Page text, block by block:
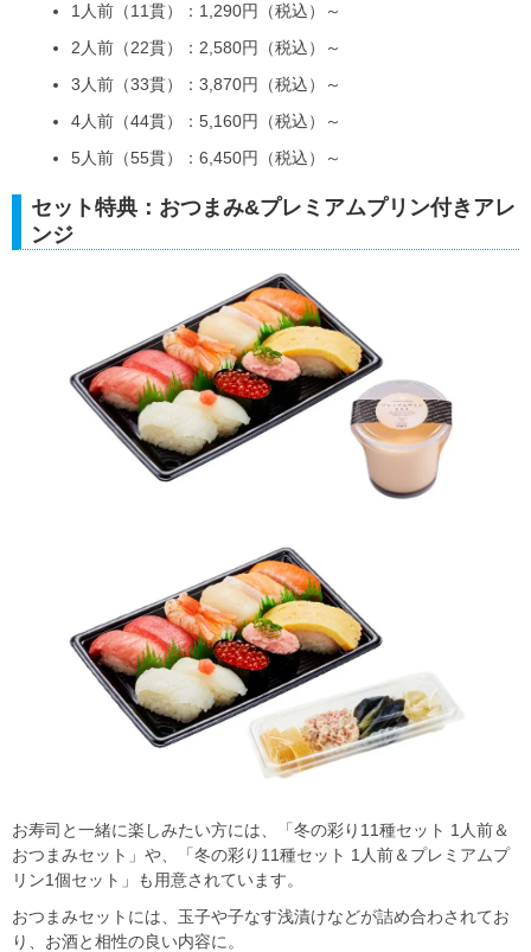
1人前（11貫）：1,290円（税込）～
2人前（22貫）：2,580円（税込）～
3人前（33貫）：3,870円（税込）～
4人前（44貫）：5,160円（税込）～
5人前（55貫）：6,450円（税込）～
セット特典：おつまみ&プレミアムプリン付きアレ
ンジ
お寿司と一緒に楽しみたい方には、「冬の彩り11種セット 1人前＆
おつまみセット」や、「冬の彩り11種セット 1人前＆プレミアムプ
リン1個セット」も用意されています。
おつまみセットには、玉子や子なす浅漬けなどが詰め合わされてお
り、お酒と相性の良い内容に。